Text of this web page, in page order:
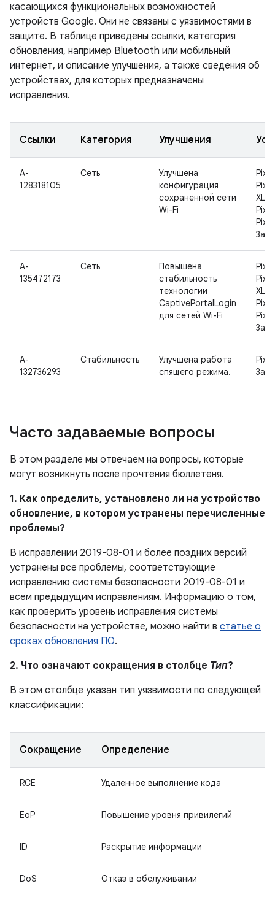
касающихся функциональных возможностей
устройств Google. Они не связаны с уязвимостями в
защите. В таблице приведены ссылки, категория
обновления, например Bluetooth или мобильный
интернет, и описание улучшения, а также сведения об
устройствах, для которых предназначены
исправления.
Ссылки Категория Улучшения
A-
128318105
Сеть
Улучшена
конфигурация
сохраненной сети
Wi-Fi
XL,
3a
A-
135472173
Сеть
Повышена
стабильность
технологии
CaptivePortalLogin
для сетей Wi-Fi
XL,
3a
A-
132736293
Стабильность
Улучшена работа
спящего режима.
3a
Часто задаваемые вопросы
В этом разделе мы отвечаем на вопросы, которые
могут возникнуть после прочтения бюллетеня.
1. Как определить, установлено ли на устройство
обновление, в котором устранены перечисленные
проблемы?
В исправлении 2019-08-01 и более поздних версий
устранены все проблемы, соответствующие
исправлению системы безопасности 2019-08-01 и
всем предыдущим исправлениям. Информацию о том,
как проверить уровень исправления системы
безопасности на устройстве, можно найти в статье о
сроках обновления ПО.
2. Что означают сокращения в столбце Тип?
В этом столбце указан тип уязвимости по следующей
классификации:
Сокращение Определение
RCE Удаленное выполнение кода
EoP Повышение уровня привилегий
ID Раскрытие информации
DoS Отказ в обслуживании